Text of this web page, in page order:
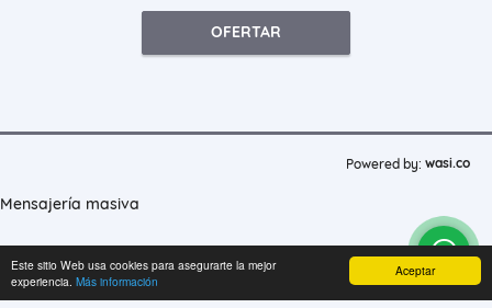
Aceptar
Este sitio Web usa cookies para asegurarte la mejor
experiencia. Más información
OFERTAR
Powered by: wasi.co
Mensajería masiva